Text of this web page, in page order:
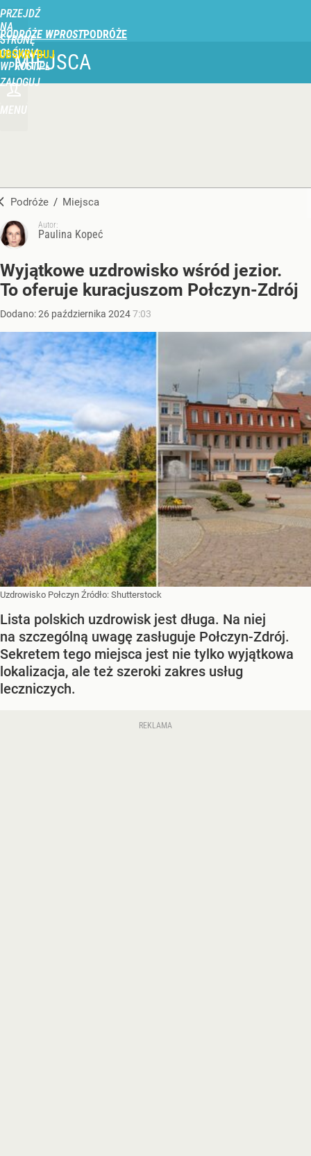
PRZEJDŹ
NA
STRONĘ
GŁÓWNĄ
WPROST.PL
PODRÓŻE WPROST
ZALOGUJ
MENU
MIEJSCA
Podróże / Miejsca
Autor:
Paulina Kopeć
Wyjątkowe uzdrowisko wśród jezior.
To oferuje kuracjuszom Połczyn-Zdrój
Dodano:26 października 20247:03
Uzdrowisko Połczyn Źródło: Shutterstock
Lista polskich uzdrowisk jest długa. Na niej
na szczególną uwagę zasługuje Połczyn-Zdrój.
Sekretem tego miejsca jest nie tylko wyjątkowa
lokalizacja, ale też szeroki zakres usług
leczniczych.